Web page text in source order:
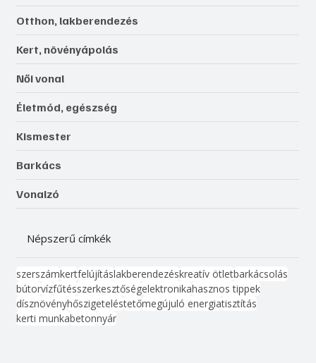
Otthon, lakberendezés
Kert, növényápolás
Női vonal
Életmód, egészség
Kismester
Barkács
Vonalzó
Népszerű címkék
szerszámkertfelújításlakberendezéskreatív ötletbarkácsolás
bútorvízfűtésszerkesztőségelektronikahasznos tippek
dísznövényhőszigeteléstetőmegújuló energiatisztítás
kerti munkabetonnyár